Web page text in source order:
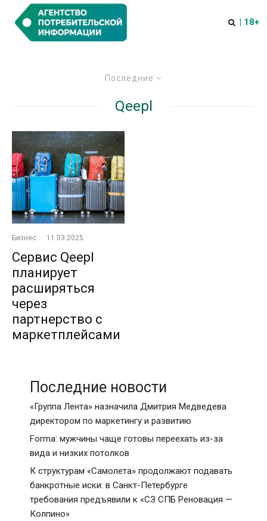
| 18+
Последние
Qeepl
Бизнес · 11.03.2025
Сервис Qeepl
планирует
расширяться
через
партнерство с
маркетплейсами
Последние новости
«Группа Лента» назначила Дмитрия Медведева
директором по маркетингу и развитию
Forma: мужчины чаще готовы переехать из-за
вида и низких потолков
К структурам «Самолета» продолжают подавать
банкротные иски: в Санкт-Петербурге
требования предъявили к «СЗ СПБ Реновация —
Колпино»